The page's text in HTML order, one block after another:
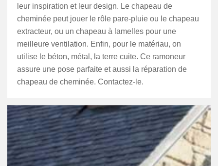
leur inspiration et leur design. Le chapeau de
cheminée peut jouer le rôle pare-pluie ou le chapeau
extracteur, ou un chapeau à lamelles pour une
meilleure ventilation. Enfin, pour le matériau, on
utilise le béton, métal, la terre cuite. Ce ramoneur
assure une pose parfaite et aussi la réparation de
chapeau de cheminée. Contactez-le.